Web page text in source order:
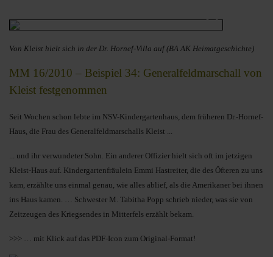
Von Kleist hielt sich in der Dr. Hornef-Villa auf (BA AK Heimatgeschichte)
MM 16/2010 – Beispiel 34: Generalfeldmarschall von
Kleist festgenommen
Seit Wochen schon lebte im NSV-Kindergartenhaus, dem früheren Dr.-Hornef-
Haus, die Frau des Generalfeldmarschalls Kleist ...
... und ihr verwundeter Sohn. Ein anderer Offizier hielt sich oft im jetzigen
Kleist-Haus auf. Kindergartenfräulein Emmi Hastreiter, die des Öfteren zu uns
kam, erzählte uns einmal genau, wie alles ablief, als die Amerikaner bei ihnen
ins Haus kamen. … Schwester M. Tabitha Popp schrieb nieder, was sie von
Zeitzeugen des Kriegsendes in Mitterfels erzählt bekam.
>>> … mit Klick auf das PDF-Icon zum Original-Format!